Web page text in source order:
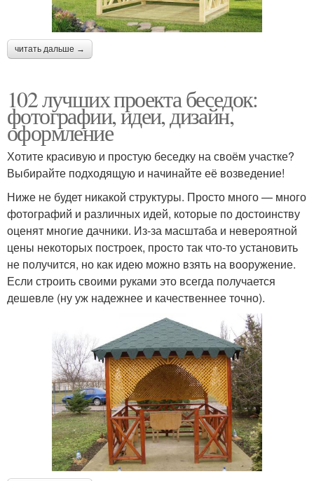
читать дальше →
102 лучших проекта беседок:
фотографии, идеи, дизайн,
оформление
Хотите красивую и простую беседку на своём участке?
Выбирайте подходящую и начинайте её возведение!
Ниже не будет никакой структуры. Просто много — много
фотографий и различных идей, которые по достоинству
оценят многие дачники. Из-за масштаба и невероятной
цены некоторых построек, просто так что-то установить
не получится, но как идею можно взять на вооружение.
Если строить своими руками это всегда получается
дешевле (ну уж надежнее и качественнее точно).